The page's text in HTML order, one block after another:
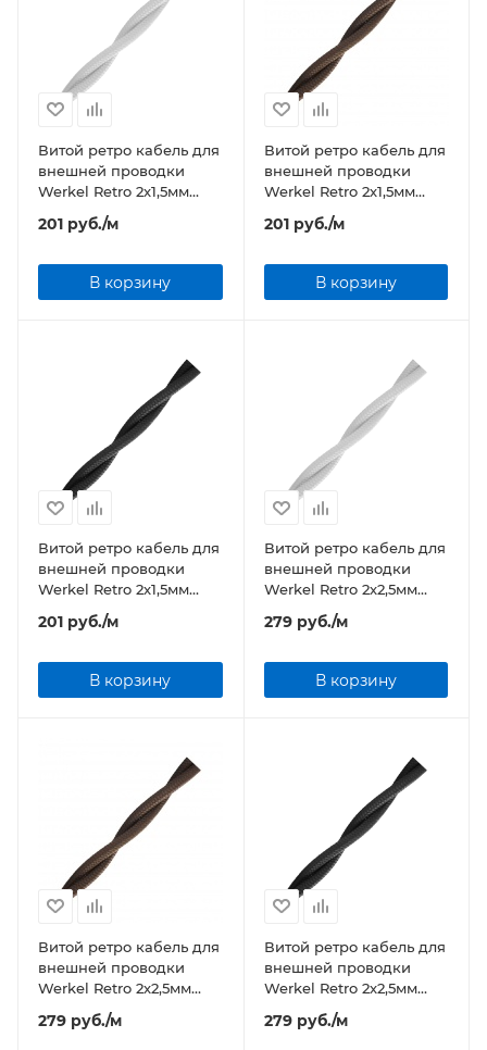
Витой ретро кабель для
внешней проводки
Werkel Retro 2х1,5мм
201 руб./м
В корзину
Витой ретро кабель для
внешней проводки
Werkel Retro 2х1,5мм
коричневый
201руб./м
В корзину
Витой ретро кабель для
внешней проводки
Werkel Retro 2х1,5мм
201 руб./м
В корзину
Витой ретро кабель для
внешней проводки
Werkel Retro 2х2,5мм
279руб./м
В корзину
Витой ретро кабель для
внешней проводки
Werkel Retro 2х2,5мм
коричневый
279 руб./м
Витой ретро кабель для
внешней проводки
Werkel Retro 2х2,5мм
279руб./м